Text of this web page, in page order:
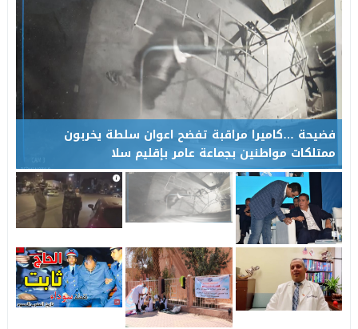
فضيحة …كاميرا مراقبة تفضح اعوان سلطة يخربون
ممتلكات مواطنين بجماعة عامر بإقليم سلا